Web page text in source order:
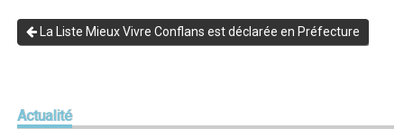
La Liste Mieux Vivre Conflans est déclarée en Préfecture
Actualité